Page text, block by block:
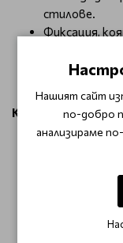
стилове.
Фиксация,
Хидратация
Как да използвам?
Вземете
разтрийте
Нанесете
кичурите
За по-добър
количества
Нашият сайт
по-добро
анализираме